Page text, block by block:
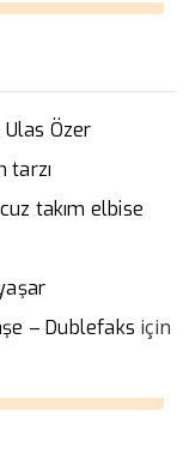
Ulas Özer
tarzı
takım elbise
– Dublefaks için